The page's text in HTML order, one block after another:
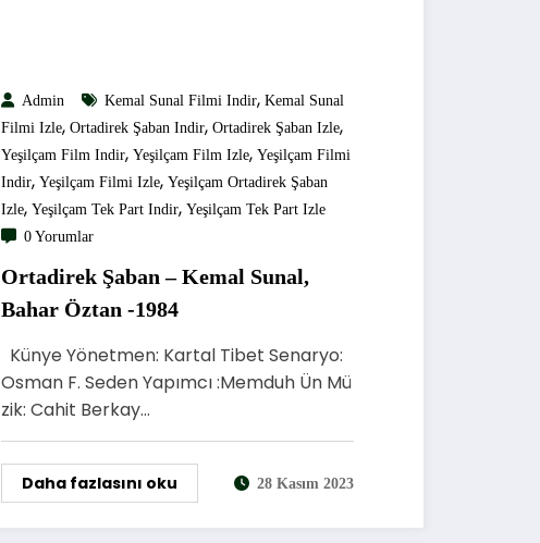
Admin Kemal Sunal Filmi Indir, Kemal Sunal
Filmi Izle, Ortadirek Şaban Indir, Ortadirek Şaban Izle,
Yeşilçam Film Indir, Yeşilçam Film Izle, Yeşilçam Filmi
Indir, Yeşilçam Filmi Izle, Yeşilçam Ortadirek Şaban
Izle, Yeşilçam Tek Part Indir, Yeşilçam Tek Part Izle
0 Yorumlar
Ortadirek Şaban – Kemal Sunal,
Bahar Öztan -1984
Künye Yönetmen: Kartal Tibet Senaryo:
Osman F. Seden Yapımcı :Memduh Ün Mü
zik: Cahit Berkay…
Daha fazlasını oku 28 Kasım 2023